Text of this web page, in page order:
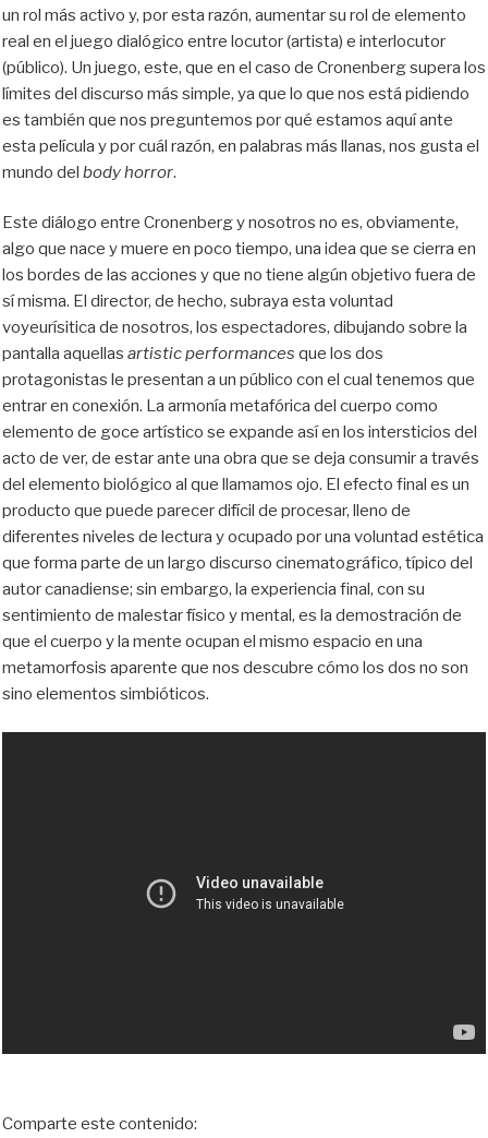
un rol más activo y, por esta razón, aumentar su rol de elemento
real en el juego dialógico entre locutor (artista) e interlocutor
(público). Un juego, este, que en el caso de Cronenberg supera los
límites del discurso más simple, ya que lo que nos está pidiendo
es también que nos preguntemos por qué estamos aquí ante
esta película y por cuál razón, en palabras más llanas, nos gusta el
mundo del body horror.
Este diálogo entre Cronenberg y nosotros no es, obviamente,
algo que nace y muere en poco tiempo, una idea que se cierra en
los bordes de las acciones y que no tiene algún objetivo fuera de
sí misma. El director, de hecho, subraya esta voluntad
voyeurísitica de nosotros, los espectadores, dibujando sobre la
pantalla aquellas artisticperformances que los dos
protagonistas le presentan a un público con el cual tenemos que
entrar en conexión. La armonía metafórica del cuerpo como
elemento de goce artístico se expande así en los intersticios del
acto de ver, de estar ante una obra que se deja consumir a través
del elemento biológico al que llamamos ojo. El efecto final es un
producto que puede parecer difícil de procesar, lleno de
diferentes niveles de lectura y ocupado por una voluntad estética
que forma parte de un largo discurso cinematográfico, típico del
autor canadiense; sin embargo, la experiencia final, con su
sentimiento de malestar físico y mental, es la demostración de
que el cuerpo y la mente ocupan el mismo espacio en una
metamorfosis aparente que nos descubre cómo los dos no son
sino elementos simbióticos.
Comparte este contenido: